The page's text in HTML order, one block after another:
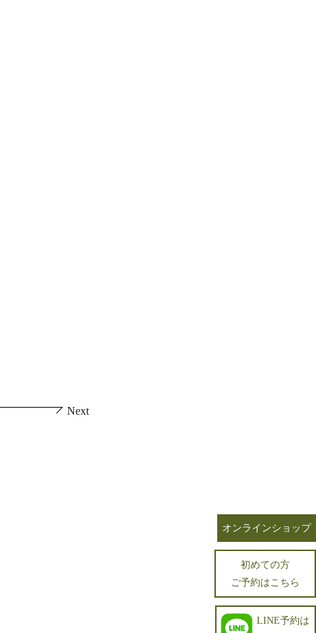
Next
オンラインショップ
初めての方
ご予約はこちら
LINE予約は